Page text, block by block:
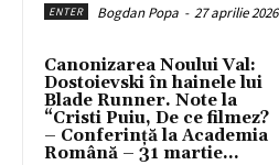
ENTER Bogdan Popa - 27 aprilie 2026
Canonizarea Noului Val:
Dostoievski în hainele lui
Blade Runner. Note la
“Cristi Puiu, De ce filmez?
– Conferință la Academia
Română – 31 martie...